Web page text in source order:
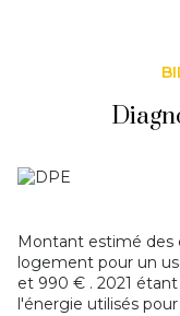
Montant estimé des
logement pour un
et 990 € . 2021
l'énergie utilisés